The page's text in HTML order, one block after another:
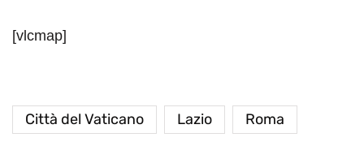
[vlcmap]
Città del Vaticano Lazio Roma